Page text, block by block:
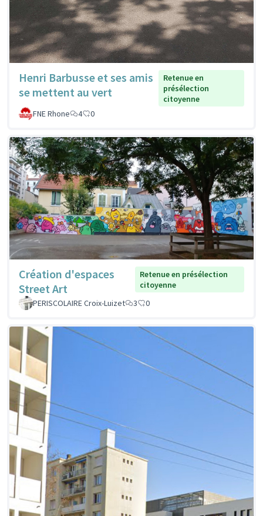
Henri Barbusse et ses amis
se mettent au vert
Retenue en
présélection
citoyenne
FNE Rhone
4 0
Création d'espaces
Street Art
Retenue en présélection
citoyenne
PERISCOLAIRE Croix-Luizet
3 0